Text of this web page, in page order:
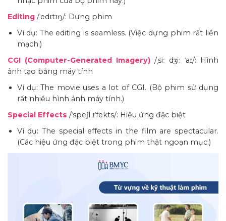
Editing /ˈedɪtɪŋ/: Dựng phim
Ví dụ: The editing is seamless. (Việc dựng phim rất liền
mạch.)
CGI (Computer-Generated Imagery) /ˌsiː dʒiː ˈaɪ/: Hình
ảnh tạo bằng máy tính
Ví dụ: The movie uses a lot of CGI. (Bộ phim sử dụng
rất nhiều hình ảnh máy tính.)
Special Effects /ˈspeʃl ɪˈfekts/: Hiệu ứng đặc biệt
Ví dụ: The special effects in the film are spectacular.
(Các hiệu ứng đặc biệt trong phim thật ngoạn mục.)